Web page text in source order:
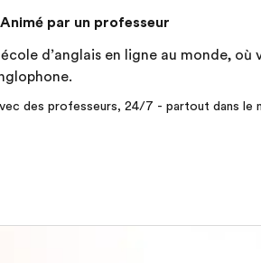
Animé par un professeur
d’anglais en ligne au monde,
des professeurs, 24/7 - partout dans le